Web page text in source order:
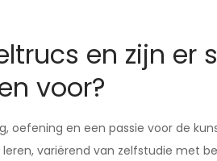
en zijn er
voor?
oefening en een passie voor de
variërend van zelfstudie met